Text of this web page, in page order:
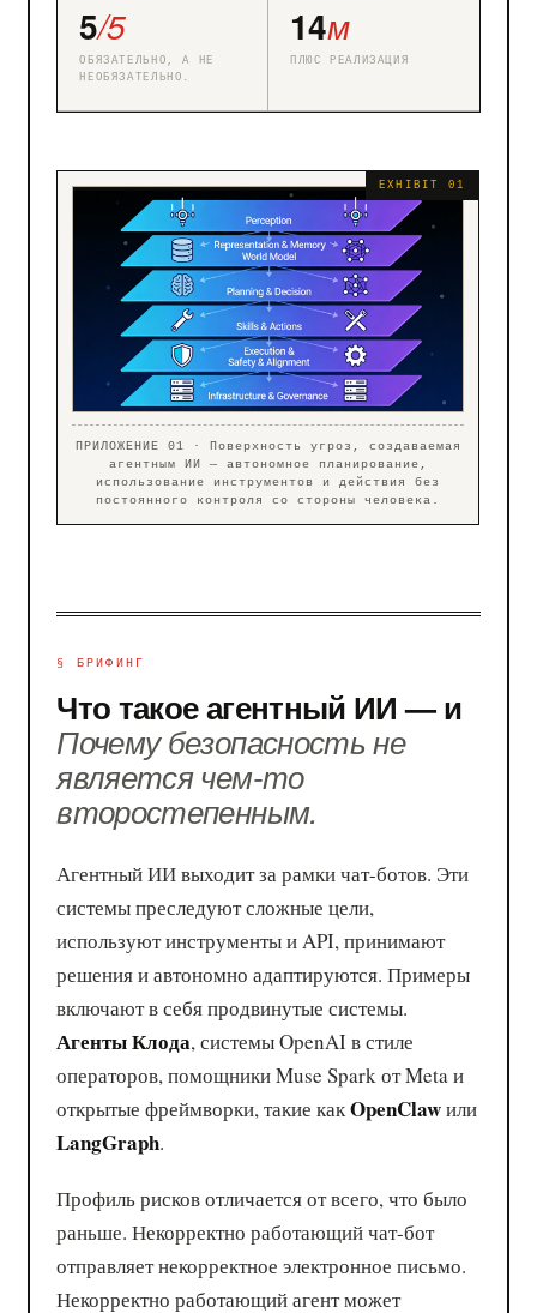
5/5
ОБЯЗАТЕЛЬНО, А НЕ
НЕОБЯЗАТЕЛЬНО.
14м
ПЛЮС РЕАЛИЗАЦИЯ
ПРИЛОЖЕНИЕ 01 · Поверхность угроз, создаваемая
агентным ИИ — автономное планирование,
использование инструментов и действия без
постоянного контроля со стороны человека.
§ БРИФИНГ
Что такое агентный ИИ — и
Почему безопасность не
является чем-то
второстепенным.
Агентный ИИ выходит за рамки чат-ботов. Эти
системы преследуют сложные цели,
используют инструменты и API, принимают
решения и автономно адаптируются. Примеры
включают в себя продвинутые системы.
Агенты Клода, системы OpenAI в стиле
операторов, помощники Muse Spark от Meta и
открытые фреймворки, такие какOpenClawили
LangGraph.
Профиль рисков отличается от всего, что было
раньше. Некорректно работающий чат-бот
отправляет некорректное электронное письмо.
Некорректно работающий агент может